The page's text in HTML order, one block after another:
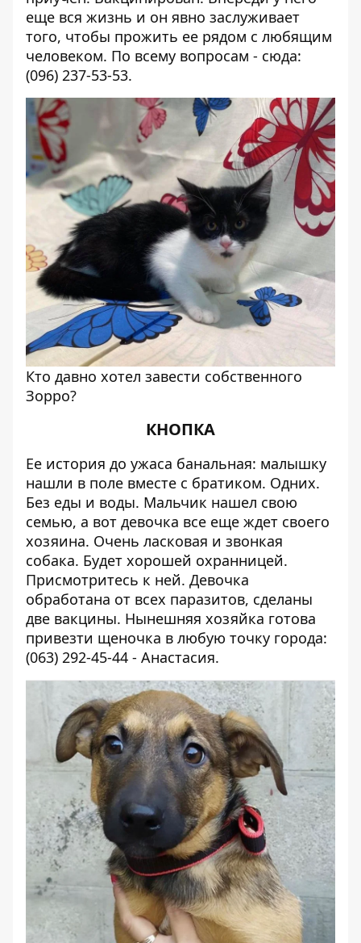
еще вся жизнь и он явно заслуживает
того, чтобы прожить ее рядом с любящим
человеком. По всему вопросам - сюда:
(096) 237-53-53.
Кто давно хотел завести собственного
Зорро?
КНОПКА
Ее история до ужаса банальная: малышку
нашли в поле вместе с братиком. Одних.
Без еды и воды. Мальчик нашел свою
семью, а вот девочка все еще ждет своего
хозяина. Очень ласковая и звонкая
собака. Будет хорошей охранницей.
Присмотритесь к ней. Девочка
обработана от всех паразитов, сделаны
две вакцины. Нынешняя хозяйка готова
привезти щеночка в любую точку города:
(063) 292-45-44 - Анастасия.